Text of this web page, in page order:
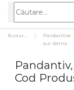
BIJUTERII FEMEI
Inele
Bratari
Pandantive
aur dama
Pandantiv,
Cod